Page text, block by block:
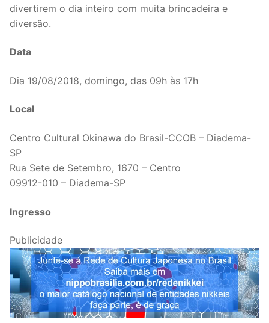
divertirem o dia inteiro com muita brincadeira e
diversão.
Data
Dia 19/08/2018, domingo, das 09h às 17h
Local
Centro Cultural Okinawa do Brasil-CCOB – Diadema-
SP
Rua Sete de Setembro, 1670 – Centro
09912-010 – Diadema-SP
Ingresso
Publicidade